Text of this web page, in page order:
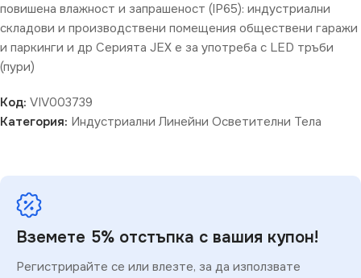
повишена влажност и запрашеност (IP65): индустриални
складови и производствени помещения обществени гаражи
и паркинги и др Серията JEX е за употреба с LED тръби
(пури)
Код: VIV003739
Категория: Индустриални Линейни Осветителни Тела
Вземете 5% отстъпка с вашия купон!
Регистрирайте се или влезте, за да използвате